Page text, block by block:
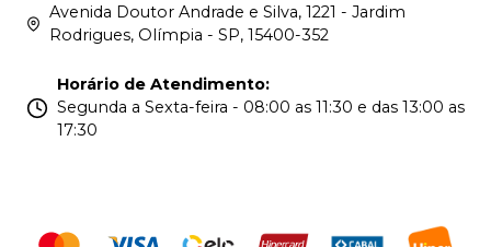
Avenida Doutor Andrade e Silva, 1221 - Jardim
Rodrigues, Olímpia - SP, 15400-352
Horário de Atendimento:
Segunda a Sexta-feira - 08:00 as 11:30 e das 13:00 as
17:30